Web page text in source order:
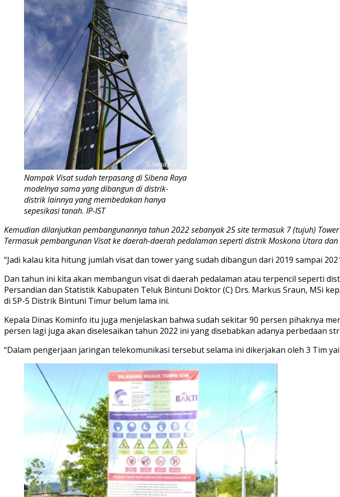
Nampak Visat sudah terpasang di Sibena Raya
modelnya sama yang dibangun di distrik-
distrik lainnya yang membedakan hanya
sepesikasi tanah. IP-IST
Kemudian dilanjutkan pembangunannya tahun 2022 sebanyak 25 site termasuk 7 (tujuh)
Termasuk pembangunan Visat ke daerah-daerah pedalaman seperti distrik Moskona Utara
“Jadi kalau kita hitung jumlah visat dan tower yang sudah dibangun dari 2019 sampai
Dan tahun ini kita akan membangun visat di daerah pedalaman atau terpencil seperti
Persandian dan Statistik Kabupaten Teluk Bintuni Doktor (C) Drs. Markus Sraun, MSi
di SP-5 Distrik Bintuni Timur belum lama ini.
Kepala Dinas Kominfo itu juga menjelaskan bahwa sudah sekitar 90 persen pihaknya
persen lagi juga akan diselesaikan tahun 2022 ini yang disebabkan adanya perbedaan
“Dalam pengerjaan jaringan telekomunikasi tersebut selama ini dikerjakan oleh 3 Tim